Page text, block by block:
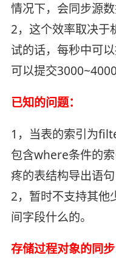
情况下，会同步源数
2，这个效率取决于
试的话，每秒中可
可以提交
已知的问题：
1，当表的索引为
包含where条件的
疼的表结构导出语
2，暂时不支持其他
间字段什么的。
存储过程对象的同步